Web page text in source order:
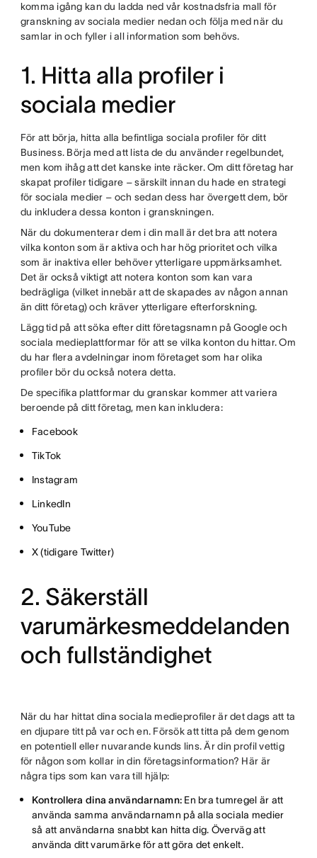
komma igång kan du ladda ned vår kostnadsfria mall för
granskning av sociala medier nedan och följa med när du
samlar in och fyller i all information som behövs.
1. Hitta alla profiler i
sociala medier
För att börja, hitta alla befintliga sociala profiler för ditt
Business. Börja med att lista de du använder regelbundet,
men kom ihåg att det kanske inte räcker. Om ditt företag har
skapat profiler tidigare – särskilt innan du hade en strategi
för sociala medier – och sedan dess har övergett dem, bör
du inkludera dessa konton i granskningen.
När du dokumenterar dem i din mall är det bra att notera
vilka konton som är aktiva och har hög prioritet och vilka
som är inaktiva eller behöver ytterligare uppmärksamhet.
Det är också viktigt att notera konton som kan vara
bedrägliga (vilket innebär att de skapades av någon annan
än ditt företag) och kräver ytterligare efterforskning.
Lägg tid på att söka efter ditt företagsnamn på Google och
sociala medieplattformar för att se vilka konton du hittar. Om
du har flera avdelningar inom företaget som har olika
profiler bör du också notera detta.
De specifika plattformar du granskar kommer att variera
beroende på ditt företag, men kan inkludera:
Facebook
TikTok
Instagram
LinkedIn
YouTube
X (tidigare Twitter)
2. Säkerställ
varumärkesmeddelanden
och fullständighet
När du har hittat dina sociala medieprofiler är det dags att ta
en djupare titt på var och en. Försök att titta på dem genom
en potentiell eller nuvarande kunds lins. Är din profil vettig
för någon som kollar in din företagsinformation? Här är
några tips som kan vara till hjälp:
Kontrollera dina användarnamn: En bra tumregel är att
använda samma användarnamn på alla sociala medier
så att användarna snabbt kan hitta dig. Överväg att
använda ditt varumärke för att göra det enkelt.